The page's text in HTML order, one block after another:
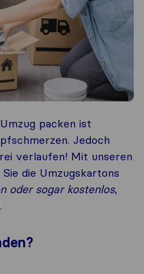
packen ist
Jedoch
verlaufen! Mit unseren
die Umzugskartons
oder sogar kostenlos,